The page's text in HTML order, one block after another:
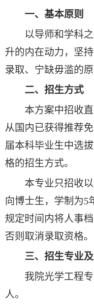
一、基本原则
以导师和学科
升的内在动力，坚
录取、宁缺毋滥的原
二、招生方式
本方案中招收
从国内已获得推荐
届本科毕业生中选
格的招生方式。
本专业只招收
向博士生，学制为5
规定时间内将人事
否则取消录取资格。
三、招生专业
我院光学工程
人。